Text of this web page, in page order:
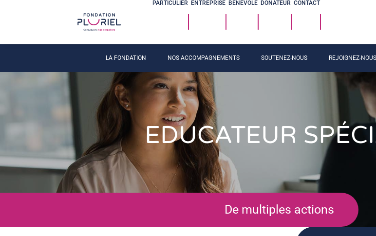
PARTICULIER ENTREPRISE BÉNÉVOLE DONATEUR CONTACT
LA FONDATION NOS ACCOMPAGNEMENTS SOUTENEZ-NOUS REJOIGNEZ-NOUS
EDUCATEUR
De multiples actions